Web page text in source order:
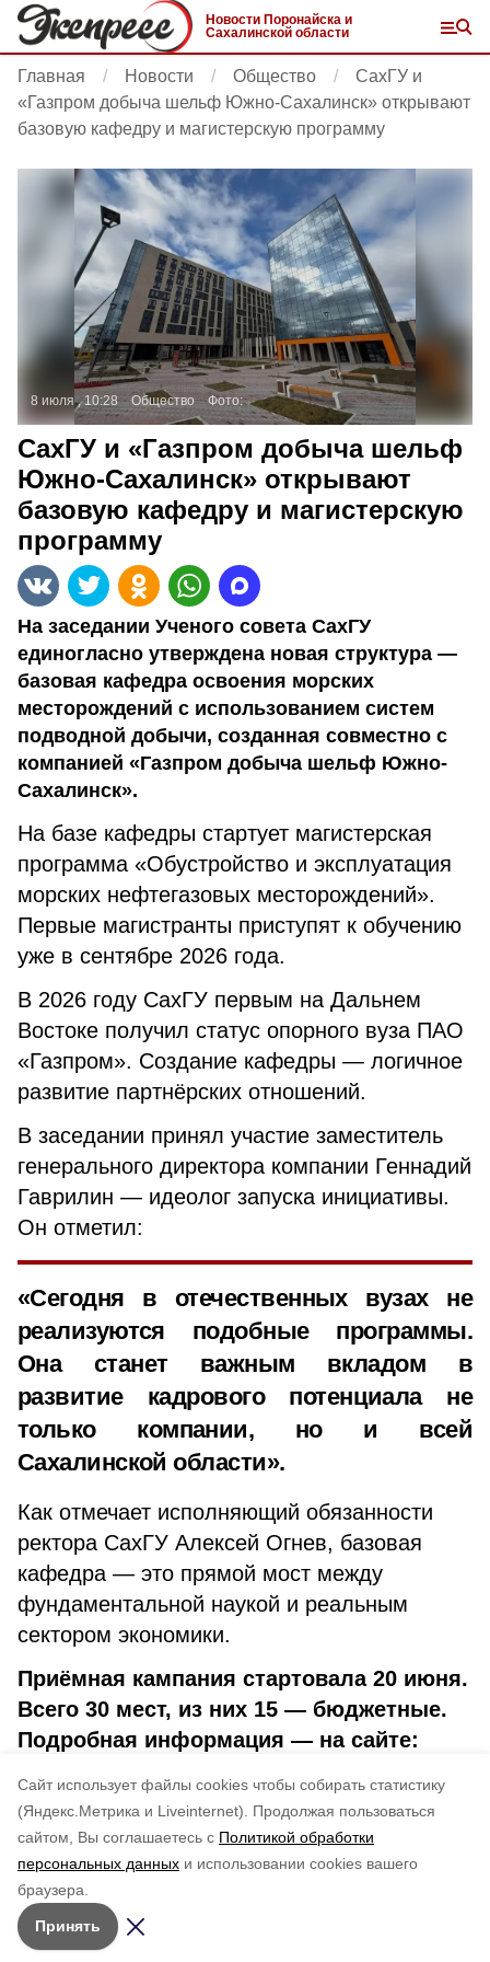
Cайт использует файлы cookies чтобы собирать статистику
(Яндекс.Метрика и Liveinternet).
Продолжая пользоваться
сайтом, Вы соглашаетесь с Политикой обработки
персональных данных и использовании cookies вашего
браузера.
Принять
Новости Поронайска и
Сахалинской области
Главная Новости Общество
СахГУ и
«Газпром добыча шельф Южно-Сахалинск» открывают
базовую кафедру и магистерскую программу
8 июля , 10:28 Общество Фото:
СахГУ и «Газпром добыча шельф
Южно-Сахалинск» открывают
базовую кафедру и магистерскую
программу
На заседании Ученого совета СахГУ
единогласно утверждена новая структура —
базовая кафедра освоения морских
месторождений с использованием систем
подводной добычи, созданная совместно с
компанией «Газпром добыча шельф Южно-
Сахалинск».
На базе кафедры стартует магистерская
программа «Обустройство и эксплуатация
морских нефтегазовых месторождений».
Первые магистранты приступят к обучению
уже в сентябре 2026 года.
В 2026 году СахГУ первым на Дальнем
Востоке получил статус опорного вуза ПАО
«Газпром». Создание кафедры — логичное
развитие партнёрских отношений.
В заседании принял участие заместитель
генерального директора компании Геннадий
Гаврилин — идеолог запуска инициативы.
Он отметил:
«Сегодня в отечественных вузах не
реализуются подобные программы.
Она станет важным вкладом в
развитие кадрового потенциала не
только компании, но и всей
Сахалинской области».
Как отмечает исполняющий обязанности
ректора СахГУ Алексей Огнев, базовая
кафедра — это прямой мост между
фундаментальной наукой и реальным
сектором экономики.
Приёмная кампания стартовала 20 июня.
Всего 30 мест, из них 15 — бюджетные.
Подробная информация — на сайте:
dobycha.gazprom.ru/magisteria/
по оценке
5